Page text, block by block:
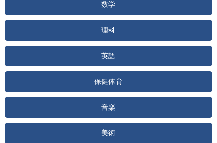
数学
理科
英語
保健体育
音楽
美術